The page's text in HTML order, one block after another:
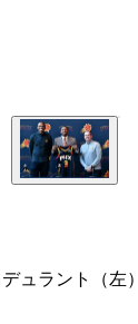
ュラント（